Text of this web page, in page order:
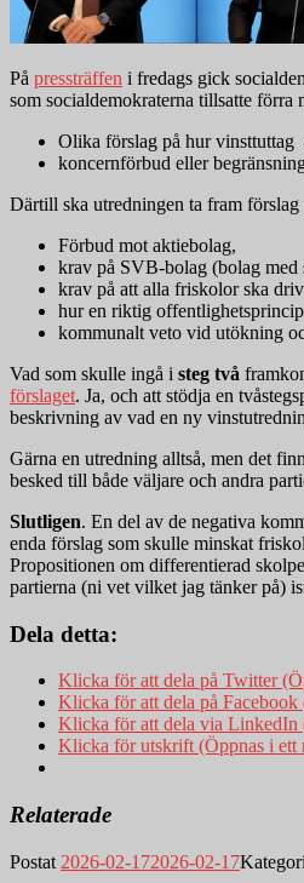
På pressträffen i fredags gick
som socialdemokraterna tillsatte förra
Olika förslag på hur vinsttuttag
koncernförbud eller
Därtill ska utredningen ta fram förslag
Förbud mot aktiebolag,
krav på SVB-bolag (bolag
krav på att alla friskolor ska
hur en riktig
kommunalt veto vid utökning
Vad som skulle ingå i steg två
förslaget. Ja, och att stödja en
beskrivning av vad en ny
Gärna en utredning alltså, men det
besked till både väljare och andra
Slutligen. En del av de negativa
enda förslag som skulle minskat
Propositionen om differentierad
partierna (ni vet vilket jag tänker på)
Dela detta:
Klicka för att dela på Twitter
Klicka för att dela på
Klicka för att dela via LinkedIn
Klicka för utskrift (Öppnas i ett
Relaterade
Postat 2026-02-172026-02-17